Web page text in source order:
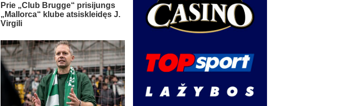
Prie „Club Brugge“ prisijungs
„Mallorca“ klube atsiskleidęs J.
Virgili